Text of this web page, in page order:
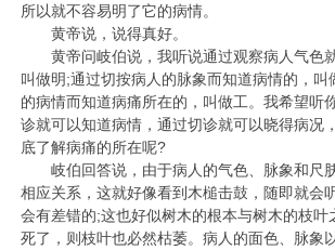
所以就不容易明了它的病情。
黄帝说，说得真好。
黄帝问岐伯说，我听说通过观察病人气色就
叫做明;通过切按病人的脉象而知道病情的，叫
的病情而知道病痛所在的，叫做工。我希望听
诊就可以知道病情，通过切诊就可以晓得病况
底了解病痛的所在呢?
岐伯回答说，由于病人的气色、脉象和尺
相应关系，这就好像看到木槌击鼓，随即就会
会有差错的;这也好似树木的根本与树木的枝叶
死了，则枝叶也必然枯萎。病人的面色、脉象